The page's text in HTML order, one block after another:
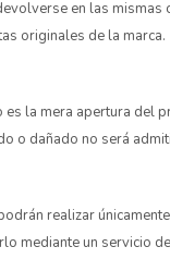
en las mismas
originales de la marca.
es la mera apertura del
o dañado no será
realizar
mediante un servicio